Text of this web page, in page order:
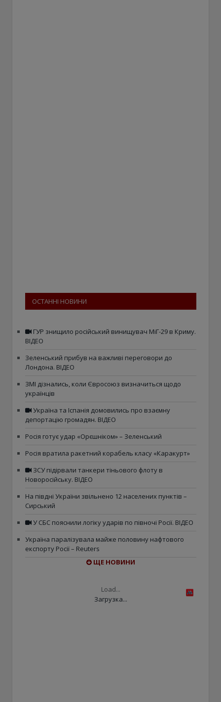
ОСТАННІ НОВИНИ
ГУР знищило російський винищувач МіГ-29 в Криму.
ВІДЕО
Зеленський прибув на важливі переговори до
Лондона. ВІДЕО
ЗМІ дізнались, коли Євросоюз визначиться щодо
українців
Україна та Іспанія домовились про взаємну
депортацію громадян. ВІДЕО
Росія готує удар «Орєшніком» – Зеленський
Росія вратила ракетний корабель класу «Каракурт»
ЗСУ підірвали танкери тіньового флоту в
Новоросійську. ВІДЕО
На півдні України звільнено 12 населених пунктів –
Сирський
У СБС пояснили логіку ударів по півночі Росії. ВІДЕО
Україна паралізувала майже половину нафтового
експорту Росії – Reuters
ЩЕ НОВИНИ
Load...
Загрузка...